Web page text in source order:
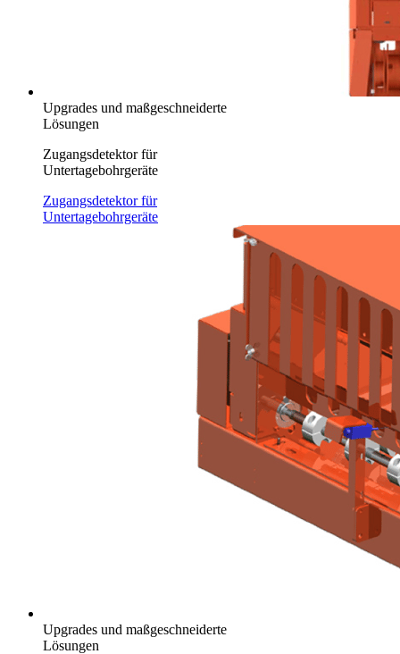
Upgrades und maßgeschneiderte
Lösungen
Zugangsdetektor für
Untertagebohrgeräte
Zugangsdetektor für
Untertagebohrgeräte
Upgrades und maßgeschneiderte
Lösungen